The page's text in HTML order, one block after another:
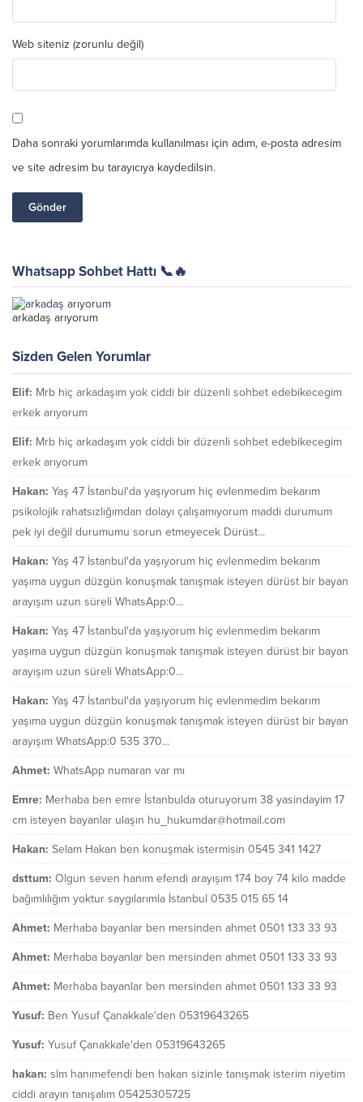
Web siteniz (zorunlu değil)
Daha sonraki yorumlarımda kullanılması için adım, e-posta adresim
ve site adresim bu tarayıcıya kaydedilsin.
Whatsapp Sohbet Hattı 📞🔥
arkadaş arıyorum
Sizden Gelen Yorumlar
Elif: Mrb hiç arkadaşım yok ciddi bir düzenli sohbet edebikecegim
erkek arıyorum
Elif: Mrb hiç arkadaşım yok ciddi bir düzenli sohbet edebikecegim
erkek arıyorum
Hakan: Yaş 47 İstanbul'da yaşıyorum hiç evlenmedim bekarım
psikolojik rahatsızlığımdan dolayı çalışamıyorum maddi durumum
pek iyi değil durumumu sorun etmeyecek Dürüst...
Hakan: Yaş 47 İstanbul'da yaşıyorum hiç evlenmedim bekarım
yaşıma uygun düzgün konuşmak tanışmak isteyen dürüst bir bayan
arayışım uzun süreli WhatsApp:0...
Hakan: Yaş 47 İstanbul'da yaşıyorum hiç evlenmedim bekarım
yaşıma uygun düzgün konuşmak tanışmak isteyen dürüst bir bayan
arayışım uzun süreli WhatsApp:0...
Hakan: Yaş 47 İstanbul'da yaşıyorum hiç evlenmedim bekarım
yaşıma uygun düzgün konuşmak tanışmak isteyen dürüst bir bayan
arayışım WhatsApp:0 535 370...
Ahmet: WhatsApp numaran var mı
Emre: Merhaba ben emre İstanbulda oturuyorum 38 yasindayim 17
cm isteyen bayanlar ulaşın hu_hukumdar@hotmail.com
Hakan: Selam Hakan ben konuşmak istermisin 0545 341 1427
dsttum: Olgun seven hanım efendi arayışım 174 boy 74 kilo madde
bağımlılığım yoktur saygılarımla İstanbul 0535 015 65 14
Ahmet: Merhaba bayanlar ben mersinden ahmet 0501 133 33 93
Ahmet: Merhaba bayanlar ben mersinden ahmet 0501 133 33 93
Ahmet: Merhaba bayanlar ben mersinden ahmet 0501 133 33 93
Yusuf: Ben Yusuf Çanakkale'den 05319643265
Yusuf: Yusuf Çanakkale'den 05319643265
hakan: slm hanımefendi ben hakan sizinle tanışmak isterim niyetim
ciddi arayın tanışalım 05425305725